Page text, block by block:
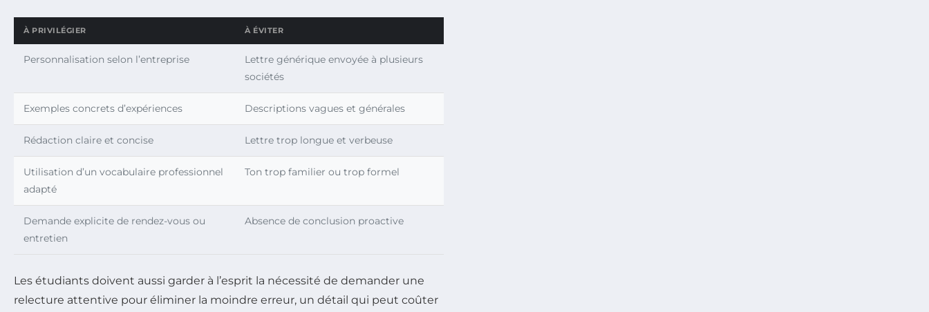
À PRIVILÉGIER À ÉVITER
Personnalisation selon l’entreprise
Lettre générique envoyée à plusieurs
sociétés
Exemples concrets d’expériences Descriptions vagues et générales
Rédaction claire et concise Lettre trop longue et verbeuse
Utilisation d’un vocabulaire professionnel
adapté
Ton trop familier ou trop formel
Demande explicite de rendez-vous ou
entretien
Absence de conclusion proactive
Les étudiants doivent aussi garder à l’esprit la nécessité de demander une
relecture attentive pour éliminer la moindre erreur, un détail qui peut coûter